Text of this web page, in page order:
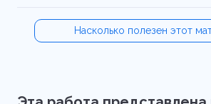
Насколько полезен этот